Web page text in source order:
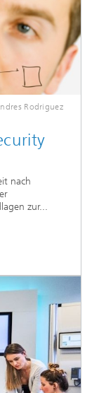
Rodriguez
nach
zur...